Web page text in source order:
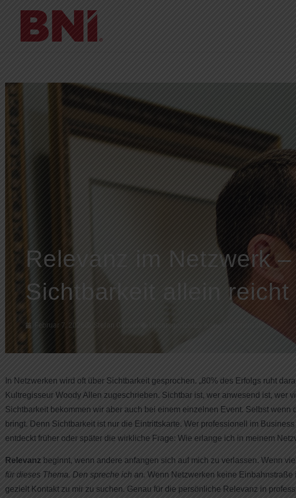
Relevanz im Netzwerk –
Sichtbarkeit allein reicht
Februar 7, 2026 Stefan Gössler Uncategorized Keine Kommentare
In Netzwerken wird oft über Sichtbarkeit gesprochen. „80% des Erfolgs ruht
Kultregisseur Woody Allen zugeschrieben. Sichtbar ist, wer anwesend ist, wer
Sichtbarkeit bekommen wir aber auch bei einem einzelnen Event. Selbst wenn
bringt. Denn Sichtbarkeit ist nur die Eintrittskarte. Wer professionell im
entdeckt früher oder später die wirkliche Frage: Wie erlange ich in meinem
Relevanz beginnt, wenn andere anfangen sich auf mich zu verlassen. Wenn
für dieses Thema. Den spreche ich an. Wenn Netzwerken keine Einbahnstraße
gezielt Kontakt zu mir zu suchen. Genau für die persönliche Relevanz in